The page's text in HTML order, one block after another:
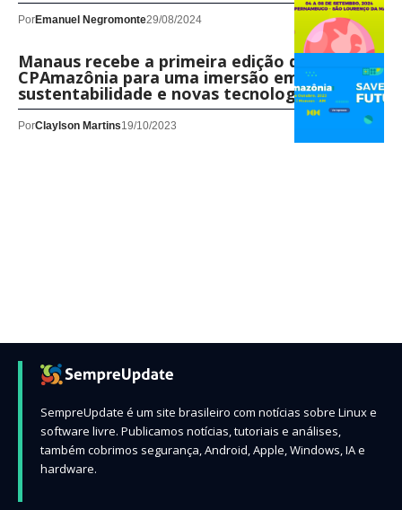
PorEmanuel Negromonte29/08/2024
Manaus recebe a primeira edição da
CPAmazônia para uma imersão em
sustentabilidade e novas tecnologias
PorClaylson Martins19/10/2023
SempreUpdate é um site brasileiro com notícias sobre Linux e
software livre. Publicamos notícias, tutoriais e análises,
também cobrimos segurança, Android, Apple, Windows, IA e
hardware.